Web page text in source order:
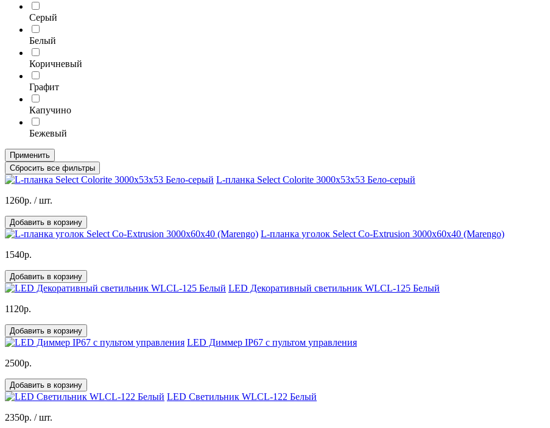
Серый
Белый
Коричневый
Графит
Капучино
Бежевый
Применить
Сбросить все фильтры
L-планка Select Colorite 3000х53х53 Бело-серый
1260р. / шт.
Добавить в корзину
L-планка уголок Select Co-Extrusion 3000х60х40 (Marengo)
1540р.
Добавить в корзину
LED Декоративный светильник WLCL-125 Белый
1120р.
Добавить в корзину
LED Диммер IP67 с пультом управления
2500р.
Добавить в корзину
LED Светильник WLCL-122 Белый
2350р. / шт.